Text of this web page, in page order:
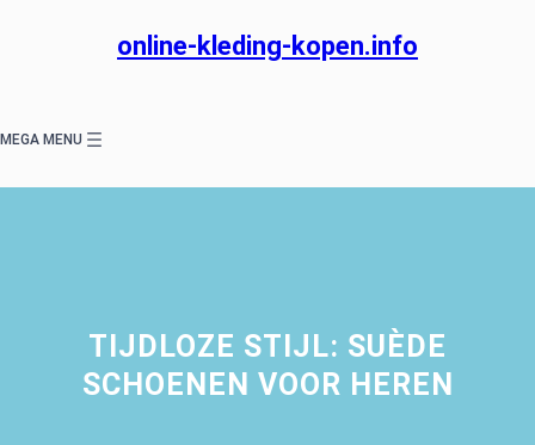
online-kleding-kopen.info
MEGA MENU
TIJDLOZE STIJL: SUÈDE
SCHOENEN VOOR HEREN